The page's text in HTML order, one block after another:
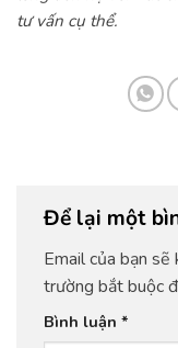
tư vấn cụ thể.
Để lại một
Email của bạn sẽ
trường bắt buộc
Bình luận *